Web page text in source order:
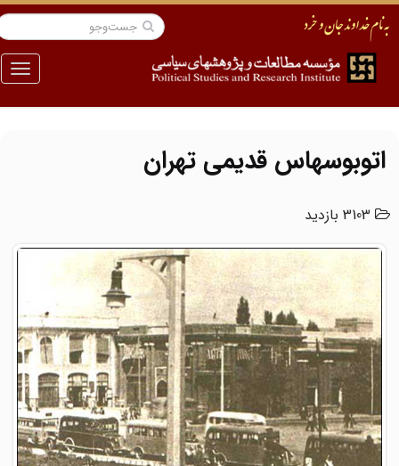
منو
اتوبوسهاس قدیمی تهران
3103 بازدید